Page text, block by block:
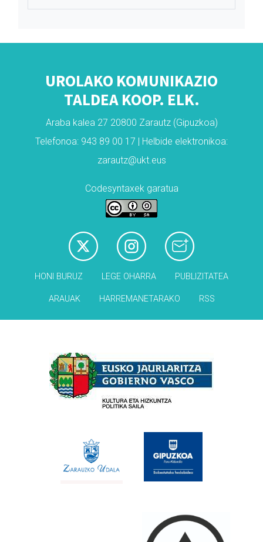
UROLAKO KOMUNIKAZIO
TALDEA KOOP. ELK.
Araba kalea 27 20800 Zarautz (Gipuzkoa)
Telefonoa: 943 89 00 17 | Helbide elektronikoa:
zarautz@ukt.eus
Codesyntaxek garatua
HONI BURUZ LEGE OHARRA PUBLIZITATEA
ARAUAK HARREMANETARAKO RSS